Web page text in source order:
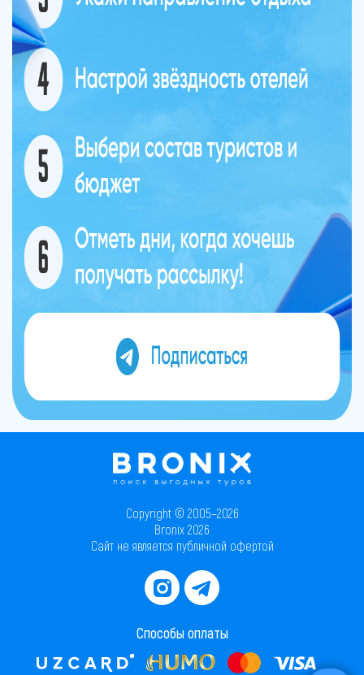
Copyright © 2005–2026
Bronix 2026
Сайт не является публичной офертой
Способы оплаты